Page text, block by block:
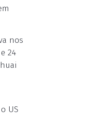
nos
24
US